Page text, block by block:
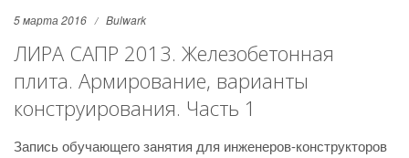
5 марта 2016 Bulwark
ЛИРА САПР 2013. Железобетонная
плита. Армирование, варианты
конструирования. Часть 1
Запись обучающего занятия для инженеров-конструкторов